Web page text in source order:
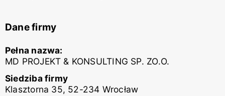
Dane firmy
Pełna nazwa:
MD PROJEKT & KONSULTING SP. ZO.O.
Siedziba firmy
Klasztorna 35, 52-234 Wrocław